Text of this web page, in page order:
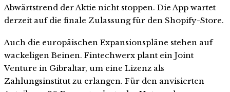
Abwärtstrend der Aktie nicht stoppen. Die App wartet
derzeit auf die finale Zulassung für den Shopify-Store.
Auch die europäischen Expansionspläne stehen auf
wackeligen Beinen. Fintechwerx plant ein Joint
Venture in Gibraltar, um eine Lizenz als
Zahlungsinstitut zu erlangen. Für den anvisierten